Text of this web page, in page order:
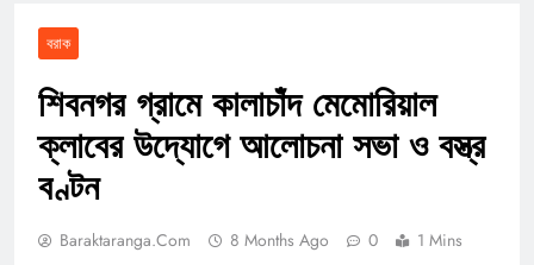
বরাক
শিবনগর গ্রামে কালাচাঁদ মেমোরিয়াল
ক্লাবের উদ্যোগে আলোচনা সভা ও বস্ত্র
বণ্টন
Baraktaranga.com 8 Months Ago 0 1 Mins